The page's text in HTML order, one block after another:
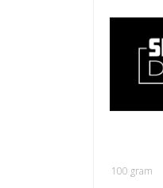
100 gram